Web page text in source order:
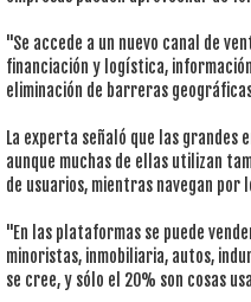
"Se accede a un nuevo canal de
financiación y logística,
eliminación de barreras
La experta señaló que las grandes
aunque muchas de ellas utilizan
de usuarios, mientras navegan por
"En las plataformas se puede
minoristas, inmobiliaria, autos,
se cree, y sólo el 20% son cosas